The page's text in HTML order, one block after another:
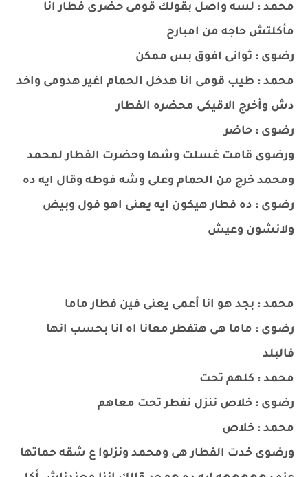
محمد : لسه واصل بقولك قومى حضرى فطار انا
مأكلتش حاجه من امبارح
رضوى : ثوانى افوق بس ممكن
محمد : طيب قومى انا هدخل الحمام اغير هدومى واخد
دش وأخرج الاقيكى محضره الفطار
رضوى : حاضر
ورضوى قامت غسلت وشها وحضرت الفطار لمحمد
ومحمد خرج من الحمام وعلى وشه فوطه وقال ايه ده
رضوى : ده فطار هيكون ايه يعنى اهو فول وبيض
ولانشون وعيش
محمد : بجد هو انا أعمى يعنى فين فطار ماما
رضوى : ماما هى هتفطر معانا اه انا بحسب انها
فالبلد
محمد : كلهم تحت
رضوى : خلاص ننزل نفطر تحت معاهم
محمد : خلاص
ورضوى خدت الفطار هى ومحمد ونزلوا ع شقه حماتها